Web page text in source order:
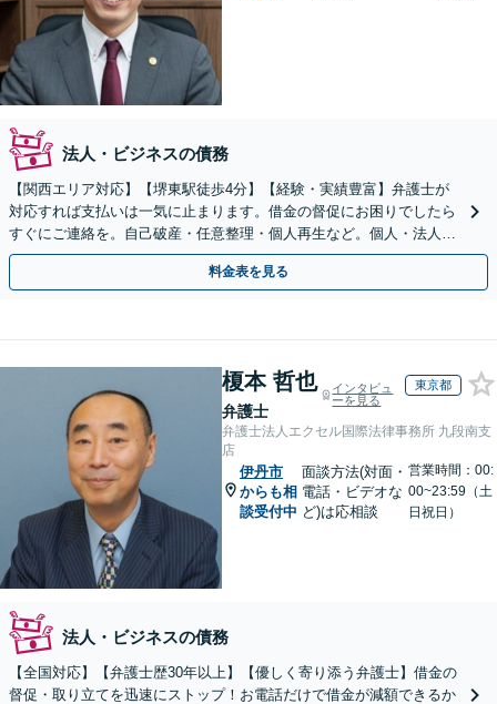
法人・ビジネスの債務
【関西エリア対応】【堺東駅徒歩4分】【経験・実績豊富】弁護士が
対応すれば支払いは一気に止まります。借金の督促にお困りでしたら
すぐにご連絡を。自己破産・任意整理・個人再生など。個人・法人対
応可能。【夜間・休日対応可能】
料金表を見る
榎本 哲也
弁護士
インタビュ
ーを見る
東京都
弁護士法人エクセル国際法律事務所 九段南支
店
伊丹市
からも相
談受付中
面談方法(対面・
電話・ビデオな
ど)は応相談
営業時間：00:
00~23:59（土
日祝日）
法人・ビジネスの債務
【全国対応】【弁護士歴30年以上】【優しく寄り添う弁護士】借金の
督促・取り立てを迅速にストップ！お電話だけで借金が減額できるか